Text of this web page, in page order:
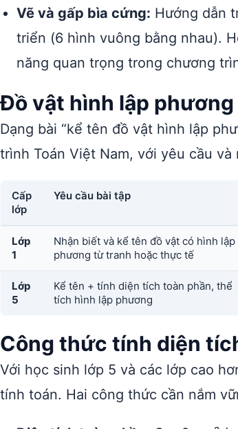
Vẽ và gấp bìa cứng: Hướng dẫn
triển (6 hình vuông bằng nhau).
năng quan trọng trong chương
Đồ vật hình lập phương
Dạng bài “kể tên đồ vật hình lập
trình Toán Việt Nam, với yêu cầu
Cấp
lớp
Yêu cầu bài tập
Lớp
1
Nhận biết và kể tên đồ vật có hình lập
phương từ tranh hoặc thực tế
Lớp
5
Kể tên + tính diện tích toàn phần, thể
tích hình lập phương
Công thức tính diện
Với học sinh lớp 5 và các lớp cao
tính toán. Hai công thức cần nắm